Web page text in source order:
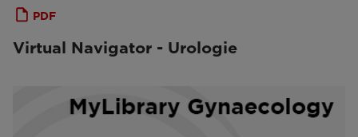
PDF
Virtual Navigator - Urologie